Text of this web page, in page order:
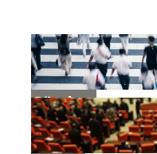
Gündem